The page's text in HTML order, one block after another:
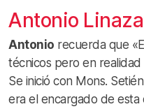
Antonio Linaza
Antonio recuerda que
técnicos pero en
Se inició con Mons.
era el encargado de esta